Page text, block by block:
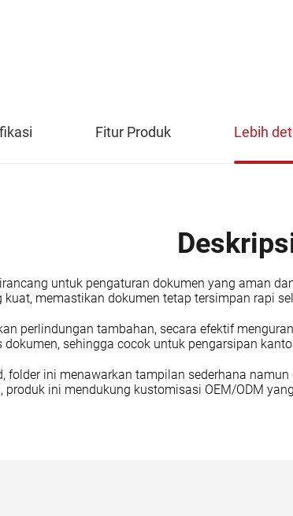
Fitur Produk Lebih
untuk pengaturan dokumen yang aman
memastikan dokumen tetap tersimpan rapi
perlindungan tambahan, secara efektif
sehingga cocok untuk pengarsipan
folder ini menawarkan tampilan sederhana
ini mendukung kustomisasi OEM/ODM